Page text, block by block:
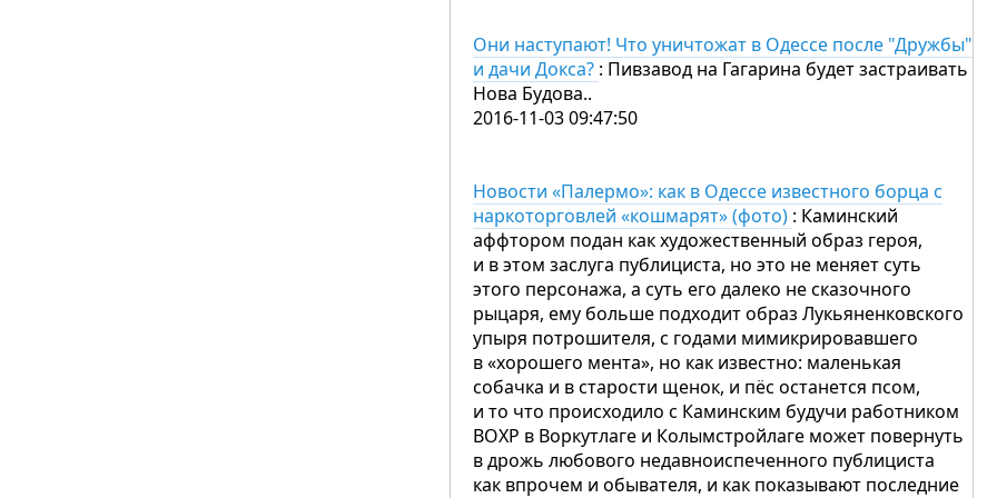
Они наступают! Что уничтожат в Одессе после "Дружбы"
и дачи Докса? : Пивзавод на Гагарина будет застраивать
Нова Будова..
2016-11-03 09:47:50
Новости «Палермо»: как в Одессе известного борца с
наркоторговлей «кошмарят» (фото) : Каминский
аффтором подан как художественный образ героя,
и в этом заслуга публициста, но это не меняет суть
этого персонажа, а суть его далеко не сказочного
рыцаря, ему больше подходит образ Лукьяненковского
упыря потрошителя, с годами мимикрировавшего
в «хорошего мента», но как известно: маленькая
собачка и в старости щенок, и пёс останется псом,
и то что происходило с Каминским будучи работником
ВОХР в Воркутлаге и Колымстройлаге может повернуть
в дрожь любового недавноиспеченного публициста
как впрочем и обывателя, и как показывают последние